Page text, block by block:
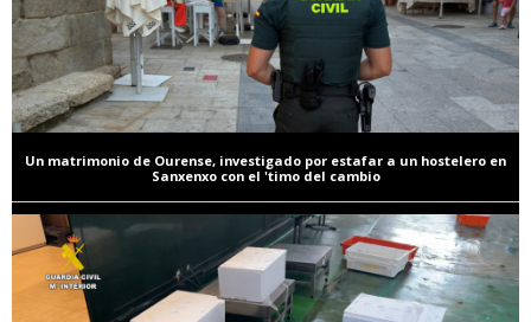
Un matrimonio de Ourense, investigado por estafar a un hostelero en
Sanxenxo con el 'timo del cambio